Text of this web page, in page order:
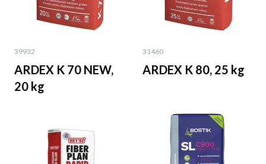
39932
ARDEX K 70 NEW,
20 kg
31460
ARDEX K 80, 25 kg